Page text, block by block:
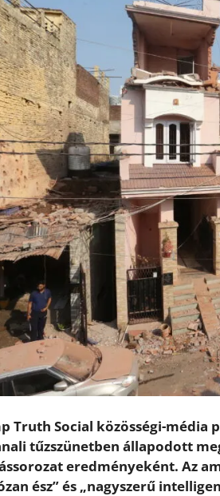
Truth Social közösségi-média
tűzszünetben állapodott
eredményeként. Az
ész” és „nagyszerű